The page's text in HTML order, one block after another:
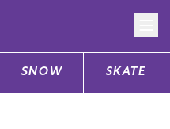
SNOW SKATE